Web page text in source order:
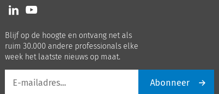
Volg
ons
LinkedIn
Volg
ons
Youtube
Blijf op de hoogte en ontvang net als
ruim 30.000 andere professionals elke
week het laatste nieuws op maat.
mailadres
Abonneer